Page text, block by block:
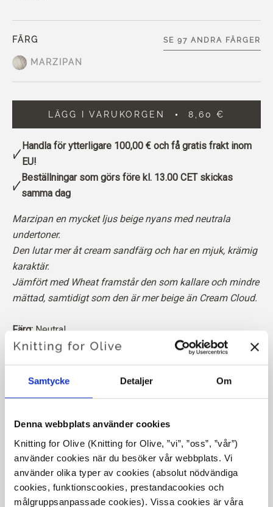
Samtycke Detaljer Om
Denna webbplats använder cookies
Knitting for Olive (Knitting for Olive, ”vi”, ”oss”, ”vår”)
använder cookies när du besöker vår webbplats. Vi
använder olika typer av cookies (absolut nödvändiga
cookies, funktionscookies, prestandacookies och
målgruppsanpassade cookies). Vissa cookies är våra
FÄRG
MARZIPAN
SE 97 ANDRA FÄRGER
LÄGG I VARUKORGEN 8,60 €
Handla för ytterligare 100,00 €och få gratis frakt inom
EU!
Beställningar som görs före kl. 13.00 CET skickas
samma dag
Marzipan en mycket ljus beige nyans med neutrala
undertoner.
Den lutar mer åt cream sandfärg och har en mjuk, krämig
karaktär.
Jämfört med Wheat framstår den som kallare och mindre
mättad, samtidigt som den är mer beige än Cream Cloud.
Färg: Neutral
Färgsäsongen: Mjuk sommar
vinter
där mulesing inte förekommer. Ullen kan spåras direkt
tillbaka till den gård den kommer från. På så sätt vet vi
exakt vilken gård, vilka bönder och vilka får som har
tillverkat vår ull.
Merinoull har många utmärkta egenskaper. Den är